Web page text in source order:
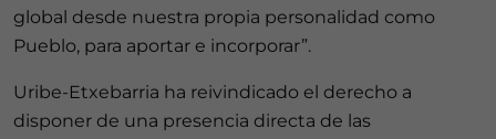
global desde nuestra propia personalidad como
Pueblo, para aportar e incorporar”.
Uribe-Etxebarria ha reivindicado el derecho a
disponer de una presencia directa de las